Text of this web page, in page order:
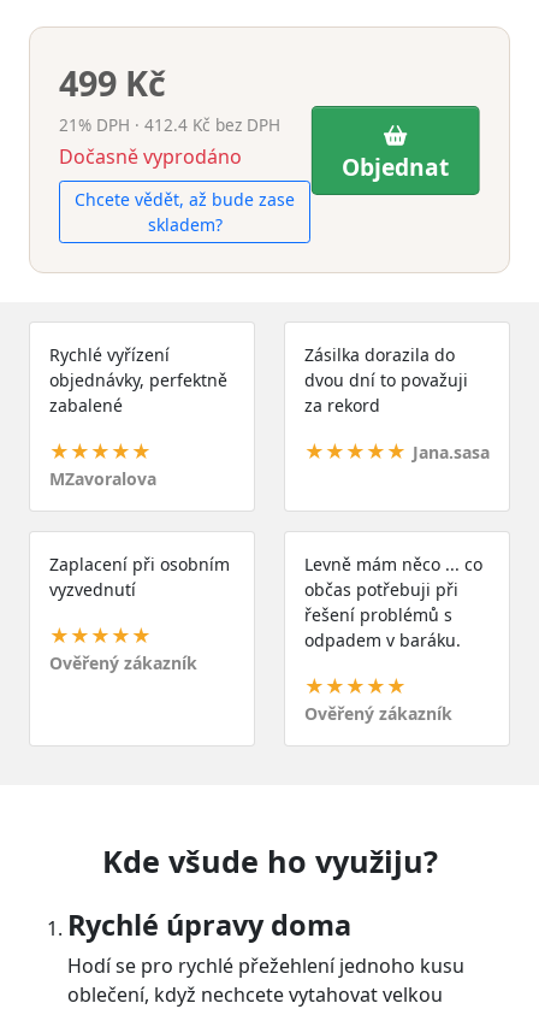
499 Kč
21% DPH · 412.4 Kč bez DPH
Dočasně vyprodáno
Chcete vědět, až bude zase
skladem?
Objednat
Rychlé vyřízení
objednávky, perfektně
zabalené
★★★★★
MZavoralova
Zásilka dorazila do
dvou dní to považuji
za rekord
★★★★★ Jana.sasa
Zaplacení při osobním
vyzvednutí
★★★★★
Ověřený zákazník
Levně mám něco ... co
občas potřebuji při
řešení problémů s
odpadem v baráku.
★★★★★
Ověřený zákazník
Kde všude ho využiju?
Rychlé úpravy doma
Hodí se pro rychlé přežehlení jednoho kusu
oblečení, když nechcete vytahovat velkou